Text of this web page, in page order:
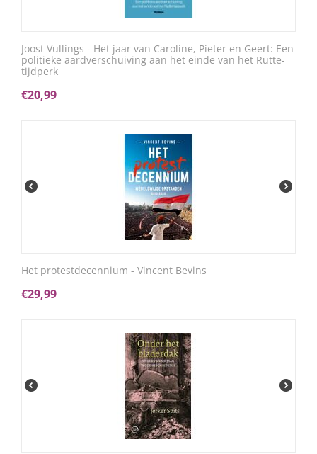
Joost Vullings - Het jaar van Caroline, Pieter en Geert: Een
politieke aardverschuiving aan het einde van het Rutte-
tijdperk
€20,99
Het protestdecennium - Vincent Bevins
€29,99